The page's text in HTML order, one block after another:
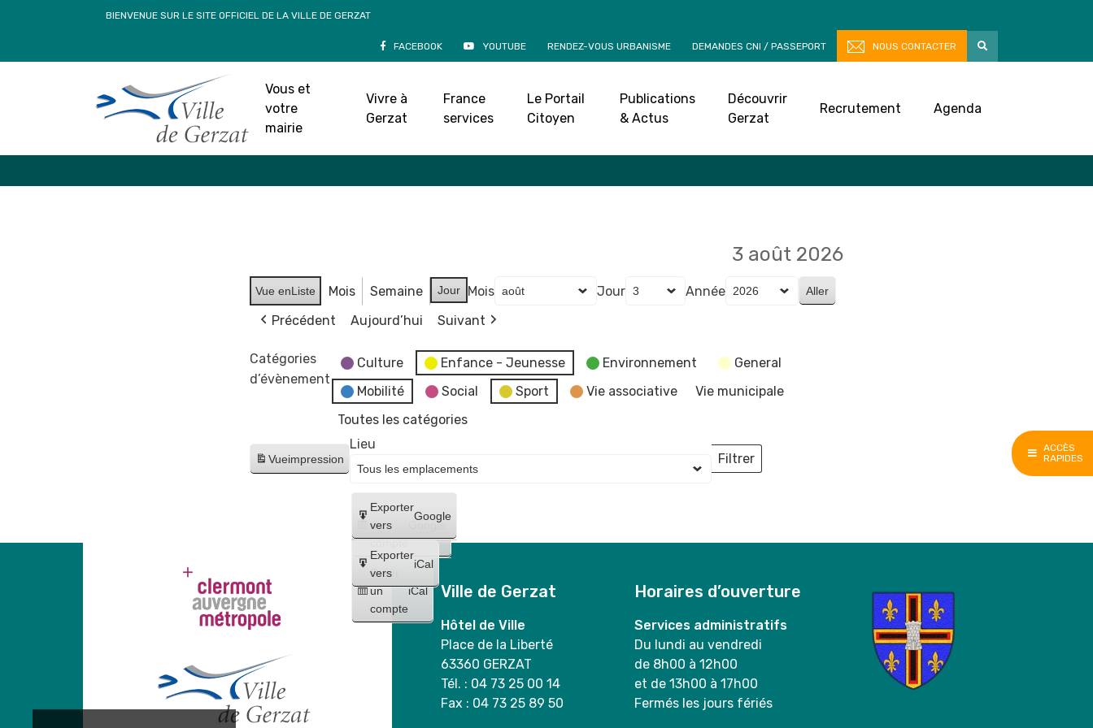
ACCÈS
RAPIDES
BIENVENUE SUR LE SITE OFFICIEL DE LA VILLE DE GERZAT
FACEBOOK YOUTUBE RENDEZ-VOUS URBANISME DEMANDES CNI / PASSEPORT NOUS CONTACTER
Vous et
votre
mairie
Vivre à
Gerzat
France
services
Le Portail
Citoyen
Publications
& Actus
Découvrir
Gerzat
Recrutement Agenda
Accueil»Agenda
3 août 2026
Vue enListe Mois Semaine Jour Mois Jour
Année
Précédent
Aujourd’hui Suivant
Catégories
d’évènement
Culture Enfance - Jeunesse Environnement
General
Mobilité
Social Sport Vie associative
Vie municipale
Toutes les catégories
Vueimpression
Créer
un
compte
Google
Créer
un
compte
iCal
Exporter
vers
Google
Exporter
vers
iCal
Lieu
Filtrer
Lieux
Ville de Gerzat
Hôtel de Ville
Place de la Liberté
63360 GERZAT
Tél. : 04 73 25 00 14
Fax : 04 73 25 89 50
Horaires d’ouverture
Services administratifs
Du lundi au vendredi
de 8h00 à 12h00
et de 13h00 à 17h00
Fermés les jours fériés